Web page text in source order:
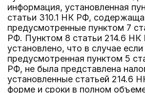
информация, установленная
статьи 310.1 НК РФ,
предусмотренные пунктом 7
РФ. Пунктом 8 статьи 214.6 НК
установлено, что в случае
предусмотренная пунктом 5
РФ, не была представлена
установленные статьей 214.6
форме и сроки в полном